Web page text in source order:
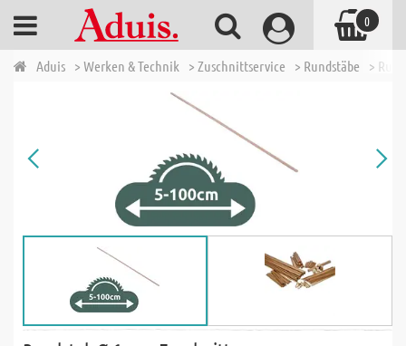
Aduis > Werken & Technik > Zuschnittservice > Rundstäbe >
0